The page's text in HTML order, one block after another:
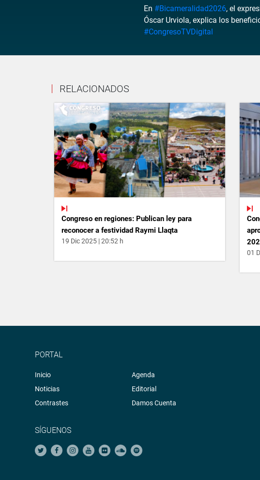
En #Bicameralidad2026, el
Óscar Urviola, explica los
#CongresoTVDigital
RELACIONADOS
Congreso en regiones: Publican ley para
reconocer a festividad Raymi Llaqta
19 Dic 2025 | 20:52 h
01
PORTAL
Inicio
Noticias
Contrastes
Agenda
Editorial
Damos Cuenta
SÍGUENOS